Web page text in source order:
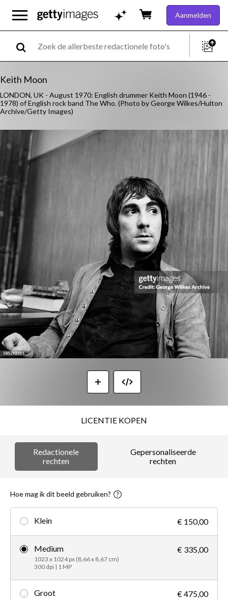
Aanmelden
Keith Moon
LONDON, UK - August 1970: English drummer Keith Moon (1946 -
1978) of English rock band The Who. (Photo by George Wilkes/Hulton
Archive/Getty Images)
LICENTIE KOPEN
Redactionele
rechten
Gepersonaliseerde
rechten
Hoe mag ik dit beeld gebruiken?
Klein € 150,00
Medium
1023 x 1024 px (8,66 x 8,67 cm)
300 dpi | 1 MP
€ 335,00
Groot € 475,00